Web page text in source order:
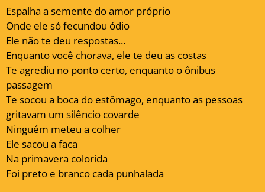
Espalha a semente do amor próprio
Onde ele só fecundou ódio
Ele não te deu respostas...
Enquanto você chorava, ele te deu as costas
Te agrediu no ponto certo, enquanto o ônibus
passagem
Te socou a boca do estômago, enquanto as pessoas
gritavam um silêncio covarde
Ninguém meteu a colher
Ele sacou a faca
Na primavera colorida
Foi preto e branco cada punhalada